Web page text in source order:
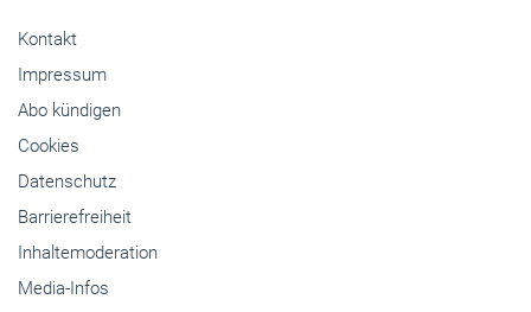
Kontakt
Impressum
Abo kündigen
Cookies
Datenschutz
Barrierefreiheit
Inhaltemoderation
Media-Infos